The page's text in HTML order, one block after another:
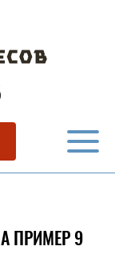
ПРИМЕР 9